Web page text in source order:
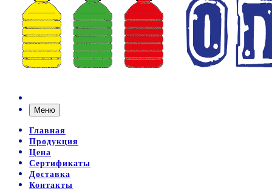
Меню
Главная
Продукция
Цена
Сертификаты
Доставка
Контакты